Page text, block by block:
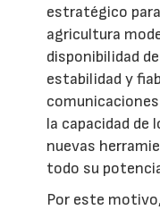
estratégico
agricultura
disponibilidad
estabilidad y
la capacidad de
nuevas
todo su
Por este